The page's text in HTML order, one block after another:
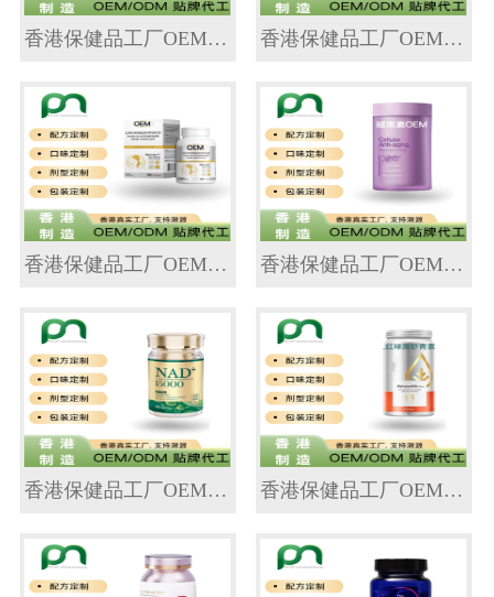
香港保健品工厂OEM胶原蛋白肽SOD代工贴牌 香港保健品工厂OEM五色灵芝胶囊代工贴牌
香港保健品工厂OEM PQQ葡萄籽胶囊代工贴牌 香港保健品工厂OEM南非醉茄甘氨酸褪黑素代工贴牌
香港保健品工厂OEM胶原蛋白低聚肽片代工贴牌 香港保健品工厂OEM雨生红球藻虾青素代工贴牌